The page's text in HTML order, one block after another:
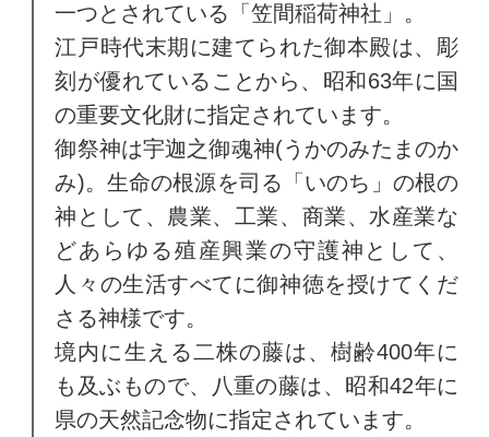
一つとされている「笠間稲荷神社」。
江戸時代末期に建てられた御本殿は、彫
刻が優れていることから、昭和63年に国
の重要文化財に指定されています。
御祭神は宇迦之御魂神(うかのみたまのか
み)。生命の根源を司る「いのち」の根の
神として、農業、工業、商業、水産業な
どあらゆる殖産興業の守護神として、
人々の生活すべてに御神徳を授けてくだ
さる神様です。
境内に生える二株の藤は、樹齢400年に
も及ぶもので、八重の藤は、昭和42年に
県の天然記念物に指定されています。